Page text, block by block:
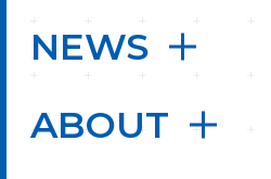
NEWS
ABOUT